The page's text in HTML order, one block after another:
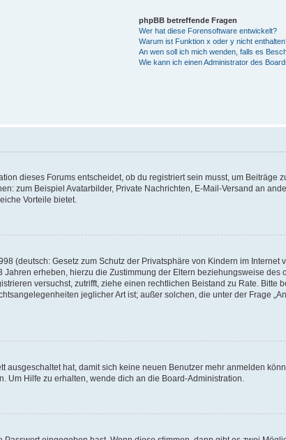
phpBB betreffende Fragen
Wer hat diese Forensoftware entwickelt?
Warum ist Funktion x oder y nicht
An wen soll ich mich wenden, falls es
Wie kann ich einen Administrator des
dieses Forums entscheidet, ob du registriert sein musst, um Beiträge
zum Beispiel Avatarbilder, Private Nachrichten, E-Mail-Versand an
Vorteile bietet.
(deutsch: Gesetz zum Schutz der Privatsphäre von Kindern im
erheben, hierzu die Zustimmung der Eltern beziehungsweise
versuchst, zutrifft, ziehe einen rechtlichen Beistand zu Rate. Bitte
jeglicher Art ist; außer solchen, die unter der Frage
hat, damit sich keine neuen Benutzer mehr anmelden
Um Hilfe zu erhalten, wende dich an die Board-Administration.